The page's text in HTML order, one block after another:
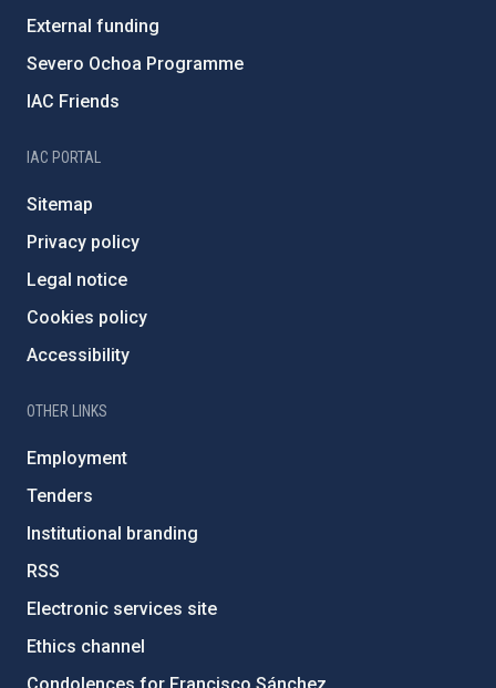
External funding
Severo Ochoa Programme
IAC Friends
IAC PORTAL
Sitemap
Privacy policy
Legal notice
Cookies policy
Accessibility
OTHER LINKS
Employment
Tenders
Institutional branding
RSS
Electronic services site
Ethics channel